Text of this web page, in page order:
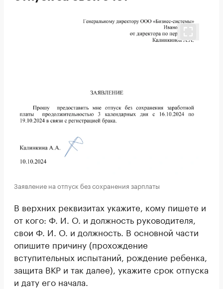
Заявление на отпуск без сохранения зарплаты
В верхних реквизитах укажите, кому пишете и
от кого: Ф. И. О. и должность руководителя,
свои Ф. И. О. и должность. В основной части
опишите причину (прохождение
вступительных испытаний, рождение ребенка,
защита ВКР и так далее), укажите срок отпуска
и дату его начала.